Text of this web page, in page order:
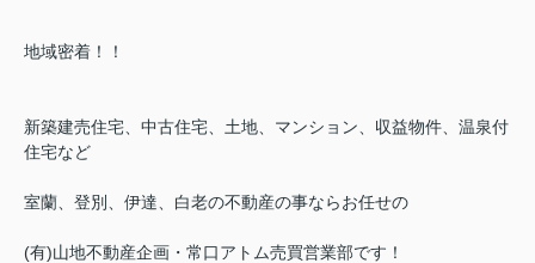
地域密着！！
新築建売住宅、中古住宅、土地、マンション、収益物件、温泉付
住宅など
室蘭、登別、伊達、白老の不動産の事ならお任せの
(有)山地不動産企画・常口アトム売買営業部です！